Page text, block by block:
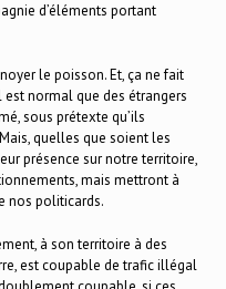
d’éléments portant
le poisson. Et, ça ne fait
est normal que des étrangers
sous prétexte qu’ils
quelles que soient les
présence sur notre territoire,
mais mettront à
nos politicards.
à son territoire à des
est coupable de trafic illégal